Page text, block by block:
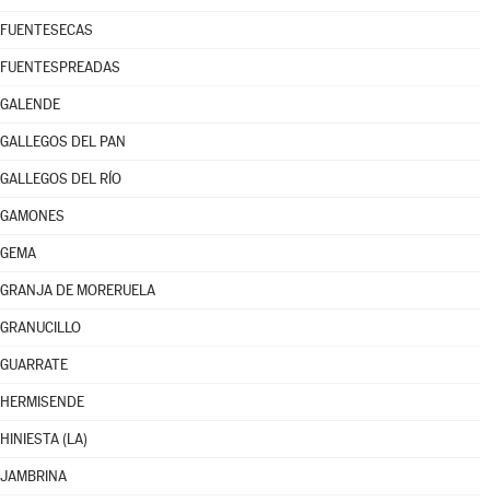
FUENTESECAS
FUENTESPREADAS
GALENDE
GALLEGOS DEL PAN
GALLEGOS DEL RÍO
GAMONES
GEMA
GRANJA DE MORERUELA
GRANUCILLO
GUARRATE
HERMISENDE
HINIESTA (LA)
JAMBRINA